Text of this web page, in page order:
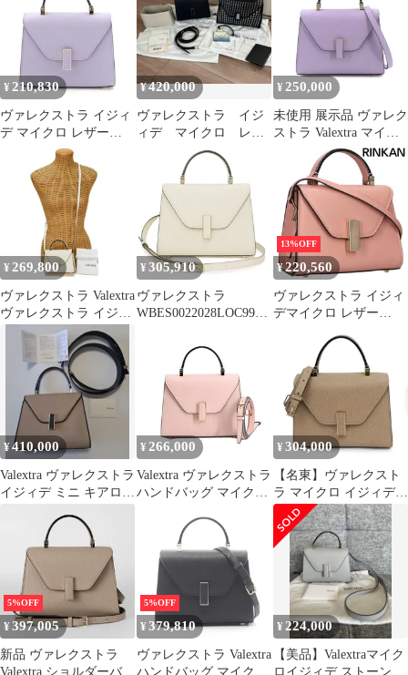
¥ 210,830
ヴァレクストラ イジィ
デ マイクロ レザー
2WAY ショルダー ハン
ドバッグ Rosa
Glicine【中古】
¥420,000
ヴァレクストラ イジ
ィデ マイクロ レイ
ンコート チャーム
黒 ブラック
¥ 250,000
未使用 展示品 ヴァレク
ストラ Valextra マイク
ロ イジィデ 2way ハン
ド ショルダー バッグ
レザー パープル ゴール
ド 金具 90322491
¥ 269,800
ヴァレクストラ Valextra
ヴァレクストラ イジィ
デ マイクロ ソフトカー
フスキン (レザー) GD
金具
WBES0022028LOC99W
W ハンドバッグ ショル
ダーバッグ 2WAYバッ
グ レディース ホワイト
正規品 美品 中古
mcb07005
¥ 305,910
ヴァレクストラ
WBES0022028LOC99W
ソフトカーフスキン レ
ザー ホワイト 2Way シ
ョルダー ハンドバッグ
斜め掛け ライトゴール
ド金具 Valextra（美品）
13%OFF
¥220,560
ヴァレクストラ イジィ
デマイクロ レザー
ディース
¥410,000
Valextra ヴァレクストラ
イジィデ ミニ キアロス
¥ 266,000
Valextra ヴァレクストラ
ハンドバッグ マイクロ
WBES0022028LOC99PN
¥ 304,000
【名東】ヴァレクスト
ラ マイクロ イジィデ
カシミア
WBES0022028LOC99 カ
ーフ ハンド ショルダー
バッグ ベージュ
5%OFF
¥397,005
新品 ヴァレクストラ
Valextra ショルダーバッ
5%OFF
¥ 379,810
ヴァレクストラ Valextra
ハンドバッグ マイクロ
¥ 224,000
【美品】Valextraマイク
ロイジィデ ストーング